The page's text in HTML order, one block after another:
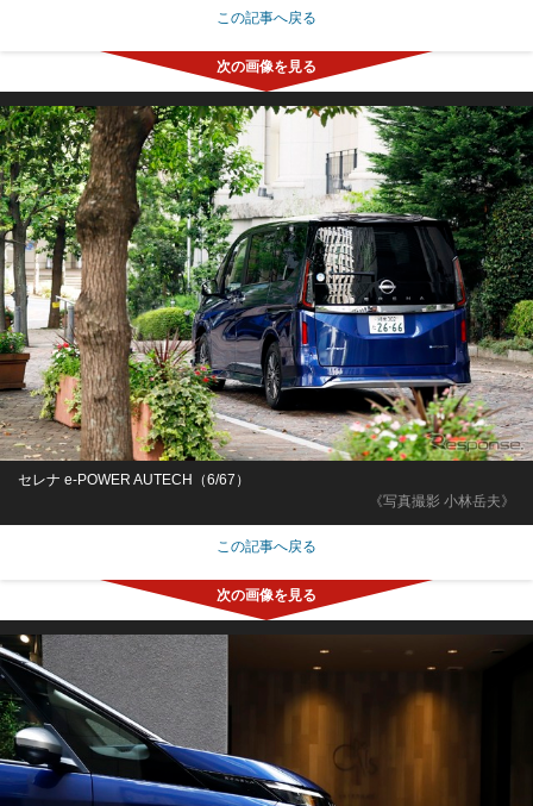
この記事へ戻る
《写真撮影 小林岳夫》
セレナ e-POWER AUTECH（6/67）
この記事へ戻る